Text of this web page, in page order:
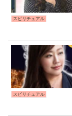
スピリチュアル
スピリチュアル